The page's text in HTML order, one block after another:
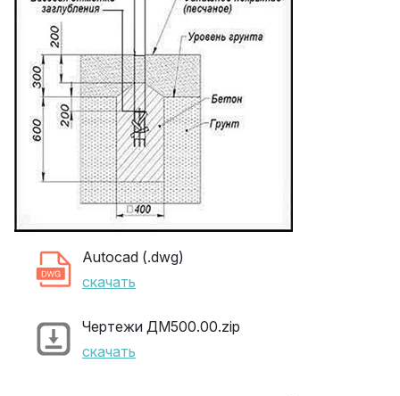
Autocad (.dwg)
скачать
Чертежи ДМ500.00.zip
скачать